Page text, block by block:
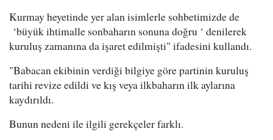
Kurmay heyetinde yer alan isimlerle sohbetimizde de
‘büyük ihtimalle sonbaharın sonuna doğru ‘ denilerek
kuruluş zamanına da işaret edilmişti" ifadesini kullandı.
"Babacan ekibinin verdiği bilgiye göre partinin kuruluş
tarihi revize edildi ve kış veya ilkbaharın ilk aylarına
kaydırıldı.
Bunun nedeni ile ilgili gerekçeler farklı.